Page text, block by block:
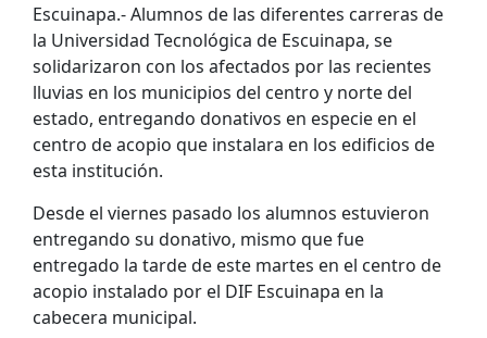
Escuinapa.- Alumnos de las diferentes carreras de
la Universidad Tecnológica de Escuinapa, se
solidarizaron con los afectados por las recientes
lluvias en los municipios del centro y norte del
estado, entregando donativos en especie en el
centro de acopio que instalara en los edificios de
esta institución.
Desde el viernes pasado los alumnos estuvieron
entregando su donativo, mismo que fue
entregado la tarde de este martes en el centro de
acopio instalado por el DIF Escuinapa en la
cabecera municipal.